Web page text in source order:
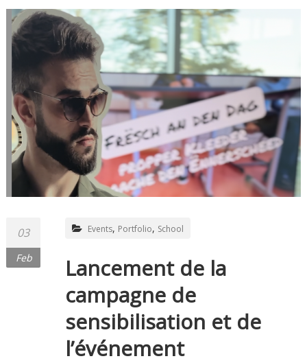
03
Feb
Events, Portfolio, School
Lancement de la
campagne de
sensibilisation et de
l’événement